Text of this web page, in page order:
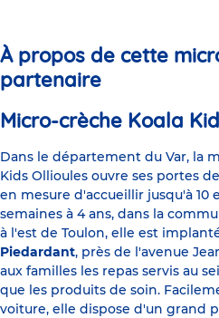
À propos de cette
partenaire
Micro-crèche Koala
Dans le département du Var, la
Kids Ollioules ouvre ses portes
en mesure d'accueillir jusqu'à 10
semaines à 4 ans, dans la
à l'est de Toulon, elle est
Piedardant, près de l'avenue
aux familles les repas servis au
que les produits de soin.
voiture, elle dispose d'un grand